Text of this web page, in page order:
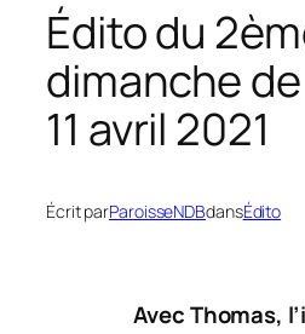
Édito du
dimanche
11 avril 2021
Écrit parParoisseNDBdansÉdito
Avec Thomas,